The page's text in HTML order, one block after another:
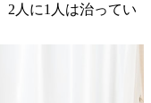
2人に1人は治ってい